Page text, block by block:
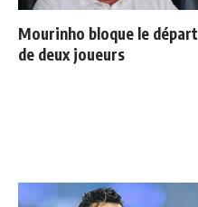
Mourinho bloque le départ
de deux joueurs